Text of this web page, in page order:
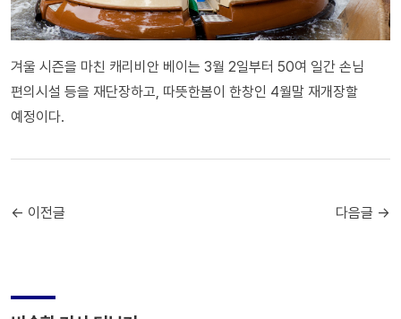
겨울 시즌을 마친 캐리비안 베이는 3월 2일부터 50여 일간 손님
편의시설 등을 재단장하고, 따뜻한봄이 한창인 4월말 재개장할
예정이다.
← 이전글 다음글 →